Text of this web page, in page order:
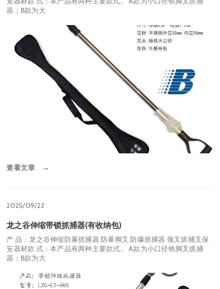
器；B款为大
查看文章 →
2025/09/22
龙之谷伸缩带锁抓捕器(有收纳包)
产 品：龙之谷伸缩防暴抓捕器 防暴脚叉 防爆抓捕器 颈叉抓捕叉保
安器材款 式：本产品有两种主要款式。 A款为小口径铁脚叉抓捕
器；B款为大